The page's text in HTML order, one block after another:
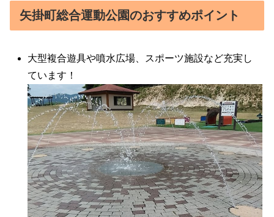
矢掛町総合運動公園のおすすめポイント
大型複合遊具や噴水広場、スポーツ施設など充実し
ています！